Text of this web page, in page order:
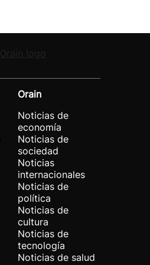
Orain
Noticias de
economía
Noticias de
sociedad
Noticias
internacionales
Noticias de
política
Noticias de
cultura
Noticias de
tecnología
Noticias de salud